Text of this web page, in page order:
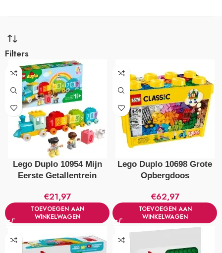
Filters
Lego Duplo 10954 Mijn
Eerste Getallentrein
€21,97
TOEVOEGEN AAN
WINKELWAGEN
Lego Duplo 10698 Grote
Opbergdoos
€62,97
TOEVOEGEN AAN
WINKELWAGEN